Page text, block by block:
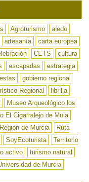
Agroturismo
aledo
artesanía
carta europea
CETS
cultura
escapadas
estrategia
gobierno regional
Regional
librilla
Museo Arqueológico los
El Cigarralejo de Mula
Región de Murcia
Ruta
SoyEcoturista
Territorio
activo
turismo natural
de Murcia